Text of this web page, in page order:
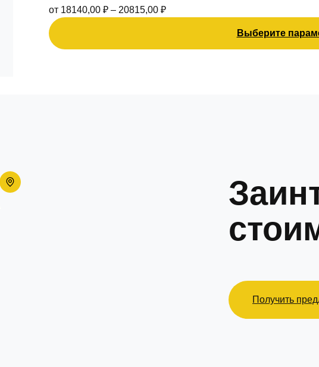
от 18140,00 ₽ – 20815,00 ₽
Выберите
Опции
можно
выбрать
Получить